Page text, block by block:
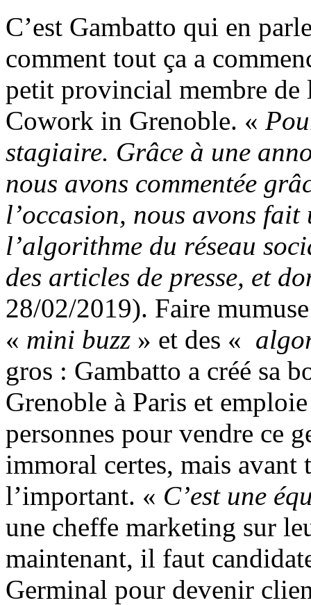
C’est Gambatto qui en
comment tout ça a
petit provincial membre de
Cowork in Grenoble. «
stagiaire. Grâce à une
nous avons commentée
l’occasion, nous avons
l’algorithme du réseau
des articles de presse, et
28/02/2019). Faire
« mini buzz » et des «
gros : Gambatto a créé sa
Grenoble à Paris et
personnes pour vendre ce
immoral certes, mais
l’important. « C’est une
une cheffe marketing sur
maintenant, il faut
Germinal pour devenir